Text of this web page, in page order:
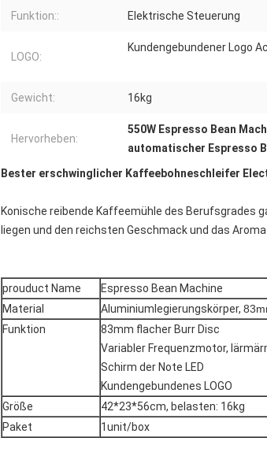
Funktion:: Elektrische Steuerung
LOGO:
Kundengebundener Logo
Gewicht: 16kg
Hervorheben:
550W Espresso Bean
automatischer Espresso
Bester erschwinglicher Kaffeebohneschleifer
Konische reibende Kaffeemühle des Berufsgrades
liegen und den reichsten Geschmack und das
prouduct Name
Espresso Bean Machine
Material
Aluminiumlegierungskörper,
Funktion
83mm flacher Burr Disc
Variabler Frequenzmotor,
Schirm der Note LED
Kundengebundenes LOGO
Größe
42*23*56cm, belasten: 16kg
Paket
1unit/box